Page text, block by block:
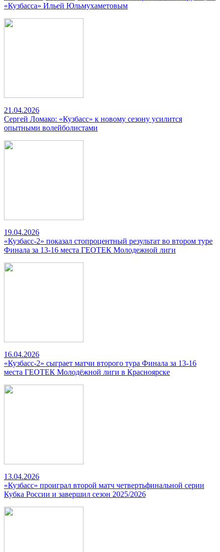
«Кузбасса» Ильей Юльмухаметовым
21.04.2026
Сергей Ломако: «Кузбасс» к новому сезону усилится
опытными волейболистами
19.04.2026
«Кузбасс-2» показал стопроцентный результат во втором туре
Финала за 13-16 места ГЕОТЕК Молодежной лиги
16.04.2026
«Кузбасс-2» сыграет матчи второго тура Финала за 13-16
места ГЕОТЕК Молодёжной лиги в Красноярске
13.04.2026
«Кузбасс» проиграл второй матч четвертьфинальной серии
Кубка России и завершил сезон 2025/2026